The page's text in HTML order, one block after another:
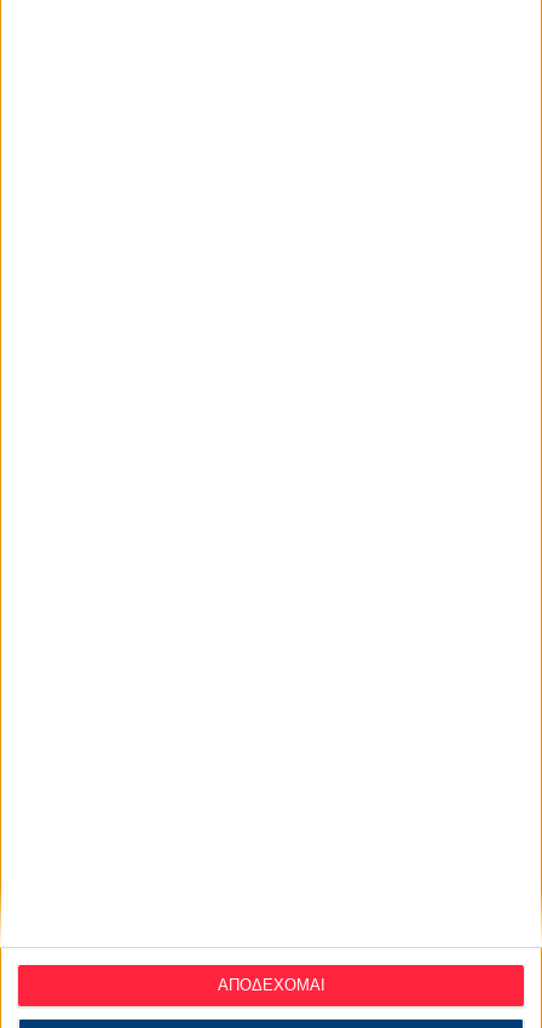
ΑΠΟΔΕΧΟΜΑΙ